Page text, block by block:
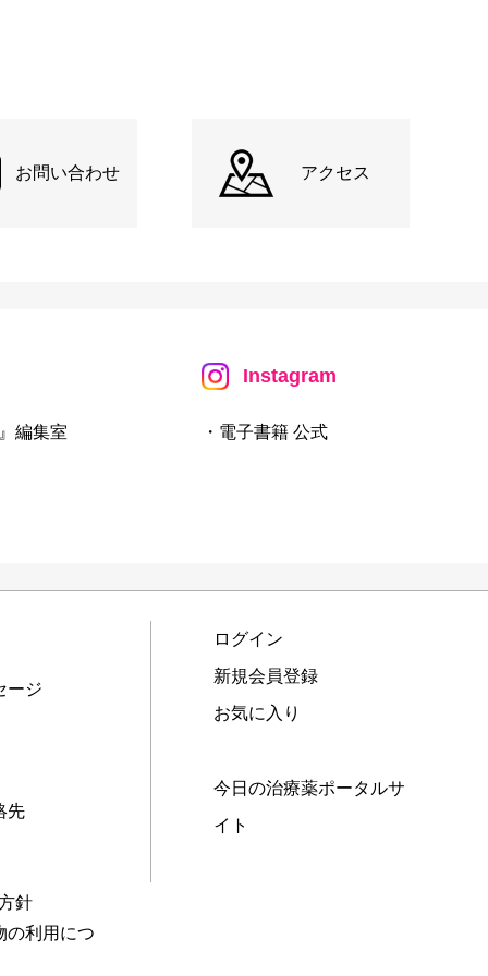
お問い合わせ アクセス
編集室
Instagram
・電子書籍 公式
ージ
先
針
の利用につ
ログイン
新規会員登録
お気に入り
今日の治療薬ポータルサ
イト